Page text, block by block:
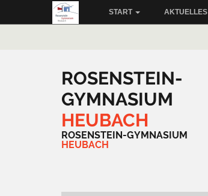
START AKTUELLES
ROSENSTEIN-
GYMNASIUM
HEUBACH
ROSENSTEIN-GYMNASIUM
HEUBACH